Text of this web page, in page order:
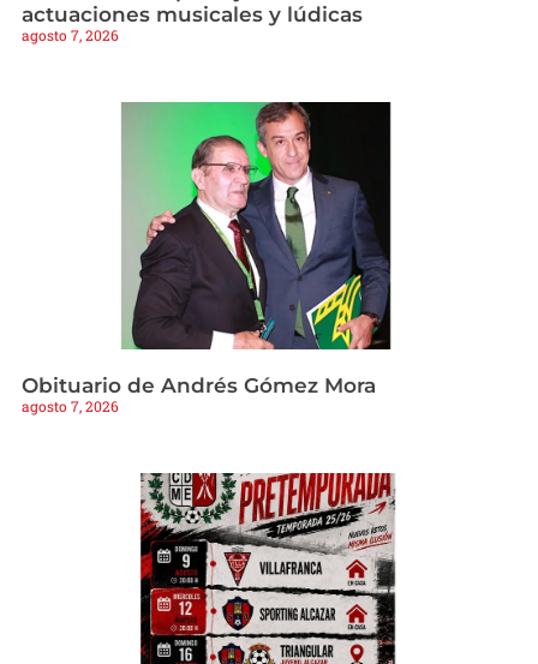
actuaciones musicales y lúdicas
agosto 7, 2026
Obituario de Andrés Gómez Mora
agosto 7, 2026